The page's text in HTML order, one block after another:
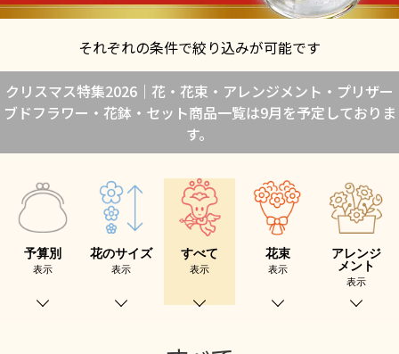
それぞれの条件で絞り込みが可能です
クリスマス特集2026｜花・花束・アレンジメント・プリザー
ブドフラワー・花鉢・セット商品一覧は9月を予定しておりま
す。
予算別
表示
花のサイズ
表示
すべて
表示
花束
表示
アレンジ
メント
表示